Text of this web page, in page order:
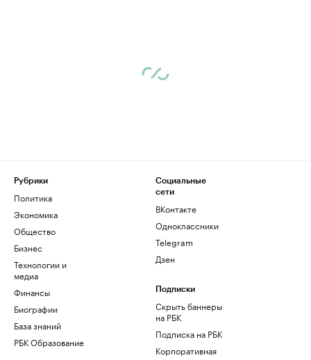
Рубрики
Политика
Экономика
Общество
Бизнес
Технологии и
медиа
Финансы
Биографии
База знаний
РБК Образование
Социальные
сети
ВКонтакте
Одноклассники
Telegram
Дзен
Подписки
Скрыть баннеры
на РБК
Подписка на РБК
Корпоративная